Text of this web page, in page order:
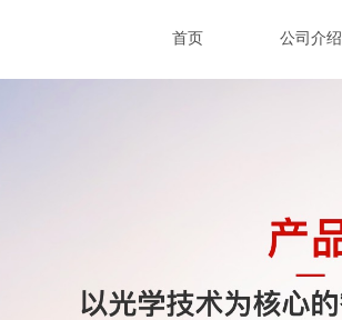
首页 公司介绍